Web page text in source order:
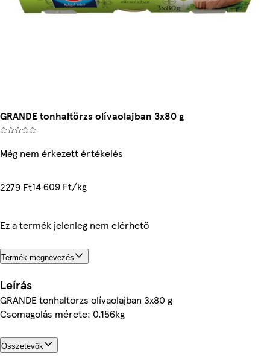
GRANDE tonhaltörzs olívaolajban 3x80 g
Még nem érkezett értékelés
2279 Ft14 609 Ft/kg
Ez a termék jelenleg nem elérhető
Termék megnevezés
Leírás
GRANDE tonhaltörzs olívaolajban 3x80 g
Csomagolás mérete: 0.156kg
Összetevők